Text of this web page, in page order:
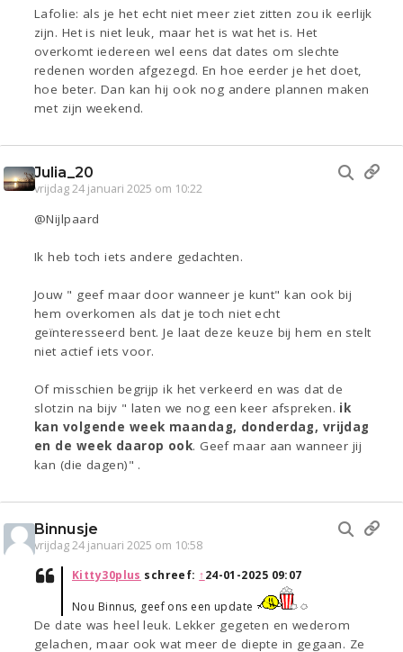
Lafolie: als je het echt niet meer ziet zitten zou ik eerlijk
zijn. Het is niet leuk, maar het is wat het is. Het
overkomt iedereen wel eens dat dates om slechte
redenen worden afgezegd. En hoe eerder je het doet,
hoe beter. Dan kan hij ook nog andere plannen maken
met zijn weekend.
Julia_20
vrijdag 24 januari 2025 om 10:22
@Nijlpaard
Ik heb toch iets andere gedachten.
Jouw " geef maar door wanneer je kunt" kan ook bij
hem overkomen als dat je toch niet echt
geïnteresseerd bent. Je laat deze keuze bij hem en stelt
niet actief iets voor.
Of misschien begrijp ik het verkeerd en was dat de
slotzin na bijv " laten we nog een keer afspreken. ik
kan volgende week maandag, donderdag, vrijdag
en de week daarop ook. Geef maar aan wanneer jij
kan (die dagen)" .
Binnusje
vrijdag 24 januari 2025 om 10:58
Kitty30plus schreef: ↑24-01-2025 09:07
Nou Binnus, geef ons een update
De date was heel leuk. Lekker gegeten en wederom
gelachen, maar ook wat meer de diepte in gegaan. Ze